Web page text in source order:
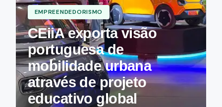
EMPREENDEDORISMO
CEiiA exporta visão
portuguesa de
mobilidade urbana
através de projeto
educativo global